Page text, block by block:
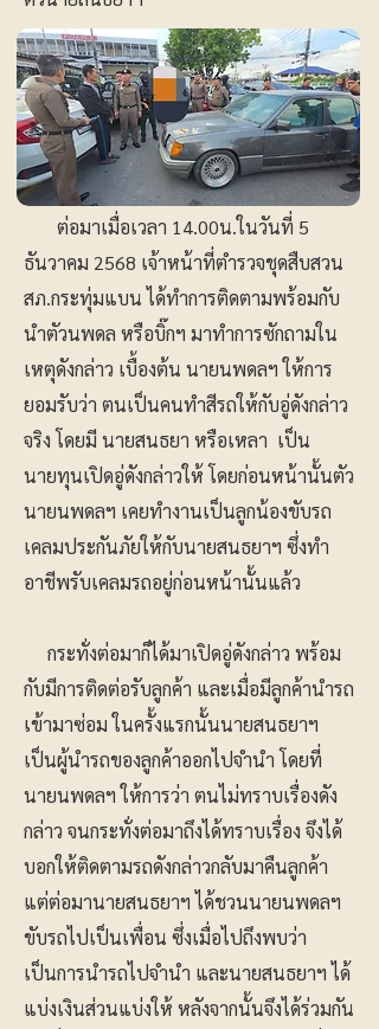
ต่อมาเมื่อเวลา 14.00น.ในวันที่ 5
ธันวาคม 2568 เจ้าหน้าที่ตำรวจชุดสืบสวน
สภ.กระทุ่มแบน ได้ทำการติดตามพร้อมกับ
นำตัวนพดล หรือบิ๊กฯ มาทำการซักถามใน
เหตุดังกล่าว เบื้องต้น นายนพดลฯ ให้การ
ยอมรับว่า ตนเป็นคนทำสีรถให้กับอู่ดังกล่าว
จริง โดยมี นายสนธยา หรือเหลา เป็น
นายทุนเปิดอู่ดังกล่าวให้ โดยก่อนหน้านั้นตัว
นายนพดลฯ เคยทำงานเป็นลูกน้องขับรถ
เคลมประกันภัยให้กับนายสนธยาฯ ซึ่งทำ
อาชีพรับเคลมรถอยู่ก่อนหน้านั้นแล้ว
กระทั่งต่อมาก็ได้มาเปิดอู่ดังกล่าว พร้อม
กับมีการติดต่อรับลูกค้า และเมื่อมีลูกค้านำรถ
เข้ามาซ่อม ในครั้งแรกนั้นนายสนธยาฯ
เป็นผู้นำรถของลูกค้าออกไปจำนำ โดยที่
นายนพดลฯ ให้การว่า ตนไม่ทราบเรื่องดัง
กล่าว จนกระทั่งต่อมาถึงได้ทราบเรื่อง จึงได้
บอกให้ติดตามรถดังกล่าวกลับมาคืนลูกค้า
แต่ต่อมานายสนธยาฯ ได้ชวนนายนพดลฯ
ขับรถไปเป็นเพื่อน ซึ่งเมื่อไปถึงพบว่า
เป็นการนำรถไปจำนำ และนายสนธยาฯ ได้
แบ่งเงินส่วนแบ่งให้ หลังจากนั้นจึงได้ร่วมกัน